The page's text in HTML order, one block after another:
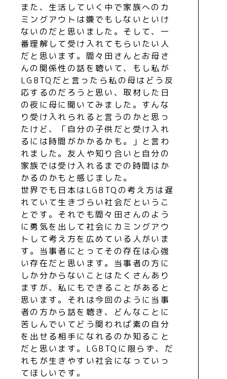
また、生活していく中で家族へのカ
ミングアウトは嫌でもしないといけ
ないのだと思いました。そして、一
番理解して受け入れてもらいたい人
だと思います。間々田さんとお母さ
んの関係性の話を聴いて、もし私が
LGBTQだと言ったら私の母はどう反
応するのだろうと思い、取材した日
の夜に母に聞いてみました。すんな
り受け入れられると言うのかと思っ
たけど、「自分の子供だと受け入れ
るには時間がかかるかも。」と言わ
れました。友人や知り合いと自分の
家族では受け入れるまでの時間はか
かるのかもと感じました。
世界でも日本はLGBTQの考え方は遅
れていて生きづらい社会だというこ
とです。それでも間々田さんのよう
に勇気を出して社会にカミングアウ
トして考え方を広めている人がいま
す。当事者にとってその存在は心強
い存在だと思います。当事者の方に
しか分からないことはたくさんあり
ますが、私にもできることがあると
思います。それは今回のように当事
者の方から話を聴き、どんなことに
苦しんでいてどう関われば素の自分
を出せる相手になれるのか知ること
だと思います。LGBTQに限らず、だ
れもが生きやすい社会になっていっ
てほしいです。